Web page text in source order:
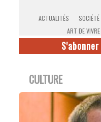
ACTUALITÉS SOCIÉTÉ
ART DE VIVRE
CULTURE